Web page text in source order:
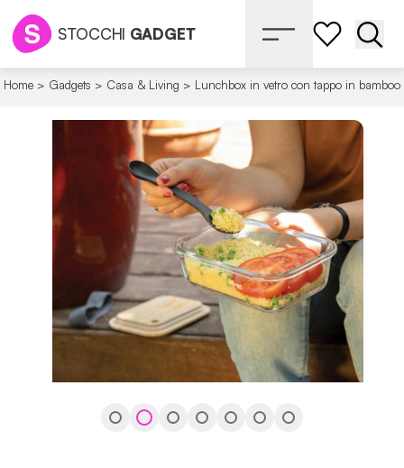
STOCCHI GADGET
Home > Gadgets > Casa & Living > Lunchbox in vetro con tappo in bamboo